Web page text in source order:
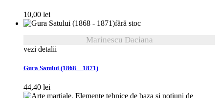
10,00 lei
fără stoc
Marinescu Daciana
vezi detalii
Gura Satului (1868 – 1871)
44,40 lei